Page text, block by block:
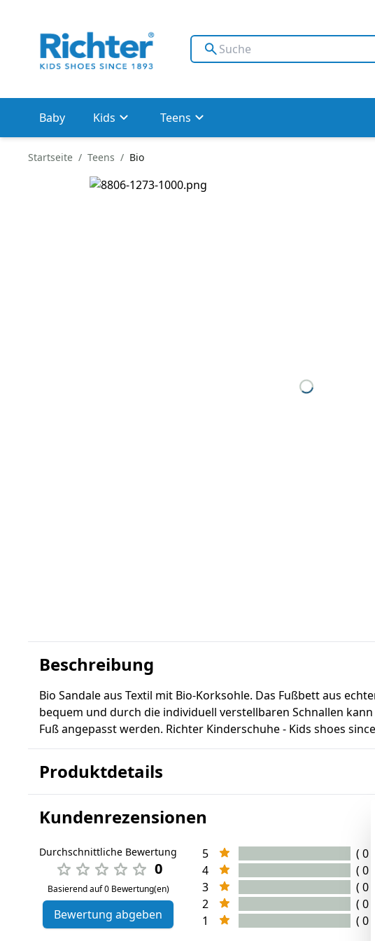
Baby Kids Teens
Startseite Teens Bio
Beschreibung
Bio Sandale aus Textil mit Bio-Korksohle. Das Fußbett aus
bequem und durch die individuell verstellbaren Schnallen
Fuß angepasst werden. Richter Kinderschuhe - Kids shoes
Produktdetails
Kundenrezensionen
Durchschnittliche Bewertung
0
Basierend auf 0 Bewertung(en)
Bewertung abgeben
5
( 0 )
4
( 0 )
3
( 0 )
2
( 0 )
1
( 0 )